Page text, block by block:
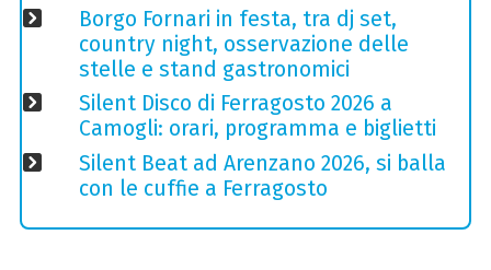
Borgo Fornari in festa, tra dj set,
country night, osservazione delle
stelle e stand gastronomici
Silent Disco di Ferragosto 2026 a
Camogli: orari, programma e biglietti
Silent Beat ad Arenzano 2026, si balla
con le cuffie a Ferragosto